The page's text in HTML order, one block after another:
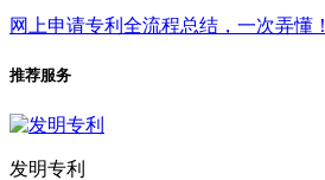
网上申请专利全流程总结，一次弄懂！
推荐服务
发明专利